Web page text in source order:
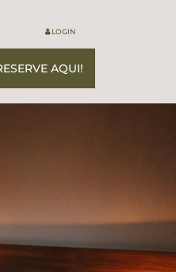
LOGIN
AQUI!